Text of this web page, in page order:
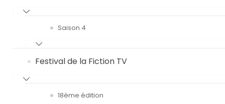
Saison 4
Festival de la Fiction TV
18ème édition